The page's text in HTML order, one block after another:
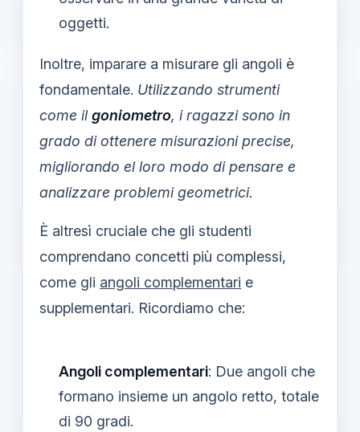
oggetti.
Inoltre, imparare a misurare gli angoli è
fondamentale. Utilizzando strumenti
come ilgoniometro, i ragazzi sono in
grado di ottenere misurazioni precise,
migliorando el loro modo di pensare e
analizzare problemi geometrici.
È altresì cruciale che gli studenti
comprendano concetti più complessi,
come gli angoli complementari e
supplementari. Ricordiamo che:
Angoli complementari: Due angoli che
formano insieme un angolo retto, totale
di 90 gradi.